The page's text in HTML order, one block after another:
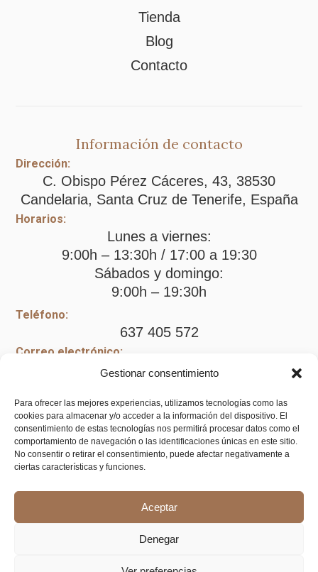
Gestionar consentimiento
Para ofrecer las mejores experiencias, utilizamos tecnologías como las
cookies para almacenar y/o acceder a la información del dispositivo. El
consentimiento de estas tecnologías nos permitirá procesar datos como el
comportamiento de navegación o las identificaciones únicas en este sitio.
No consentir o retirar el consentimiento, puede afectar negativamente a
ciertas características y funciones.
Aceptar
Denegar
Tienda
Blog
Contacto
Información de contacto
Dirección:
C. Obispo Pérez Cáceres, 43, 38530
Candelaria, Santa Cruz de Tenerife, España
Horarios:
Lunes a viernes:
9:00h – 13:30h / 17:00 a 19:30
Sábados y domingo:
9:00h – 19:30h
Teléfono:
637 405 572
Correo electrónico:
kandasfloralhome@gmail.com
Legal
Política de privacidad
Política de cookies (UE)